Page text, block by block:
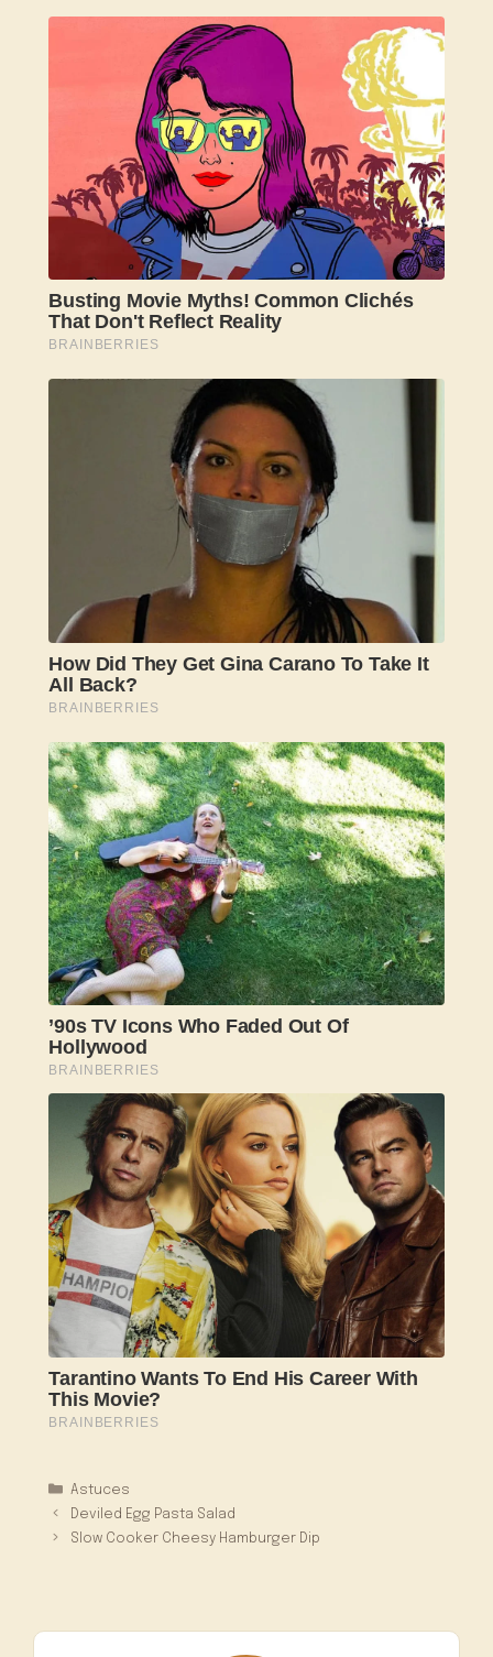
Catégories
Astuces
Deviled Egg Pasta Salad
Slow Cooker Cheesy Hamburger Dip